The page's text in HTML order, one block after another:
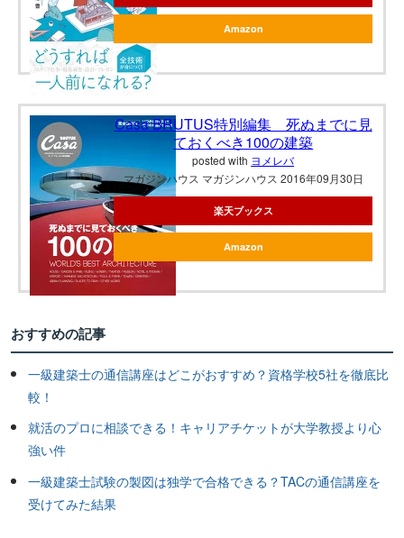
Amazon
Casa BRUTUS特別編集 死ぬまでに見
ておくべき100の建築
posted with ヨメレバ
マガジンハウス マガジンハウス 2016年09月30日
楽天ブックス
Amazon
おすすめの記事
一級建築士の通信講座はどこがおすすめ？資格学校5社を徹底比
較！
就活のプロに相談できる！キャリアチケットが大学教授より心
強い件
一級建築士試験の製図は独学で合格できる？TACの通信講座を
受けてみた結果